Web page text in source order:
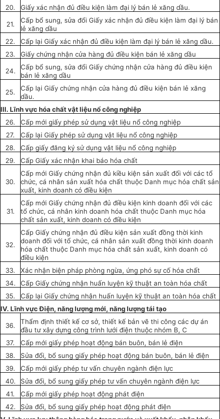
20.
Giấy xác nhận đủ điều kiện làm đại lý bán lẻ xăng dầu.
21.
Cấp bổ sung, sửa đổi Giấy xác nhận đủ điều kiện làm đại lý bán
lẻ xăng dầu
22.
Cấp lại Giấy xác nhận đủ điều kiện làm đại lý bán lẻ xăng dầu.
23.
Giấy chứng nhận cửa hàng đủ điều kiện bán lẻ xăng dầu
24. Cấp bổ sung, sửa đổi Giấy chứng nhận cửa hàng đủ điều kiện
bán lẻ xăng dầu
25. Cấp lại Giấy chứng nhận cửa hàng đủ điều kiện bán lẻ xăng
dầu.
III. Lĩnh vực hóa chấtvật liệu nổcông nghiệp
26.
Cấp mới giấy phép sử dụng vật liệu nổ công nghiệp
27.
Cấp lại Giấy phép sử dụng vật liệu nổ công nghiệp
28.
Cấp giấy đăng ký sử dụng vật liệu nổ công nghiệp
29.
Cấp Giấy xác nhận khai báo hóa chất
30.
Cấp mới Giấy chứng nhận đủ kiều kiện sản xuất đối với các tổ
chức, cá nhân sản xuất hóa chất thuộc Danh mục hóa chất sản
xuất, kinh doanh có điều kiện
31.
Cấp mới Giấy chứng nhận đủ điều kiện kinh doanh đối với các
tổ chức, cá nhân kinh doanh hóa chất thuộc Danh mục hóa
chất sản xuất, kinh doanh có điều kiện
32.
Cấp Giấy chứng nhận đủ điều kiện sản xuất đồng thời kinh
doanh đối với tổ chức, cá nhân sản xuất đồng thời kinh doanh
hóa chất thuộc Danh mục hóa chất sản xuất, kinh doanh có
điều kiện
33.
Xác nhận biện pháp phòng ngừa, ứng phó sự cố hóa chất
34.
Cấp Giấy chứng nhận huấn luyện kỹ thuật an toàn hóa chất
35.
Cấp lại Giấy chứng nhận huấn luyện kỹ thuật an toàn hóa chất
IV. Lĩnh vực Điện, năng lượng mới, năng Iượngtái tạo
36. Thẩm định thiết kế cơ sở, thiết kế bản vẽ thi công các dự án
đầu tưxây dựng công trình lưới điện thuộc nhóm B, C
37.
Cấp mới giấy phép hoạt động bán buôn, bán lẻ điện
38.
Sửa đổi, bổ sung giấy phép hoạt động bán buôn, bán lẻ điện
39.
Cấp mới giấy phép tư vấn chuyên ngành điện lực
40.
Sửa đổi, bổ sung giấy phép tư vấn chuyên ngành điện lực
41.
Cấp mới giấy phép hoạt động phát điện
42.
Sửa đổi, bổ sung giấy phép hoạt động phát điện